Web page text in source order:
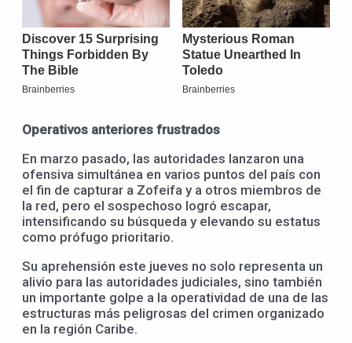
Operativos anteriores frustrados
En marzo pasado, las autoridades lanzaron una
ofensiva simultánea en varios puntos del país con
el fin de capturar a Zofeifa y a otros miembros de
la red, pero el sospechoso logró escapar,
intensificando su búsqueda y elevando su estatus
como prófugo prioritario.
Su aprehensión este jueves no solo representa un
alivio para las autoridades judiciales, sino también
un importante golpe a la operatividad de una de las
estructuras más peligrosas del crimen organizado
en la región Caribe.